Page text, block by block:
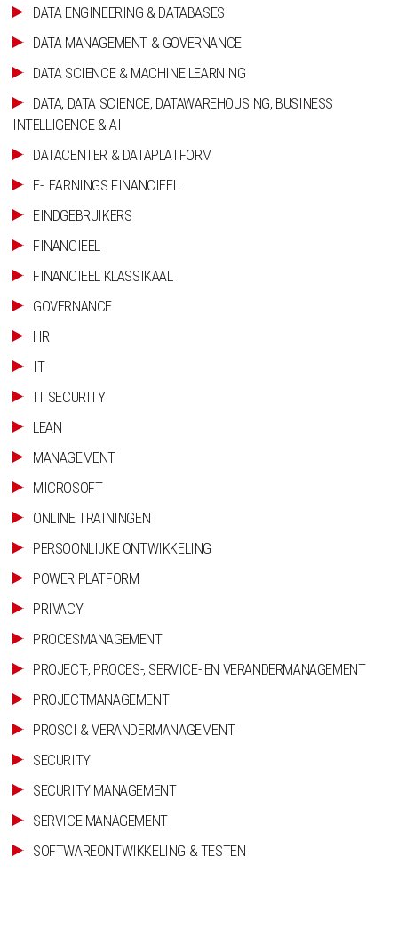
DATA ENGINEERING & DATABASES
DATA MANAGEMENT & GOVERNANCE
DATA SCIENCE & MACHINE LEARNING
DATA, DATA SCIENCE, DATAWAREHOUSING, BUSINESS
INTELLIGENCE & AI
DATACENTER & DATAPLATFORM
E-LEARNINGS FINANCIEEL
EINDGEBRUIKERS
FINANCIEEL
FINANCIEEL KLASSIKAAL
GOVERNANCE
HR
IT
IT SECURITY
LEAN
MANAGEMENT
MICROSOFT
ONLINE TRAININGEN
PERSOONLIJKE ONTWIKKELING
POWER PLATFORM
PRIVACY
PROCESMANAGEMENT
PROJECT-, PROCES-, SERVICE- EN VERANDERMANAGEMENT
PROJECTMANAGEMENT
PROSCI & VERANDERMANAGEMENT
SECURITY
SECURITY MANAGEMENT
SERVICE MANAGEMENT
SOFTWAREONTWIKKELING & TESTEN